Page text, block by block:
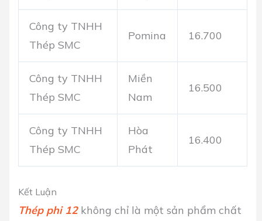
Công ty TNHH
Thép SMC
Pomina 16.700
Công ty TNHH
Thép SMC
Miền
Nam
16.500
Công ty TNHH
Thép SMC
Hòa
Phát
16.400
Kết Luận
Thép phi 12không chỉ là một sản phẩm chất